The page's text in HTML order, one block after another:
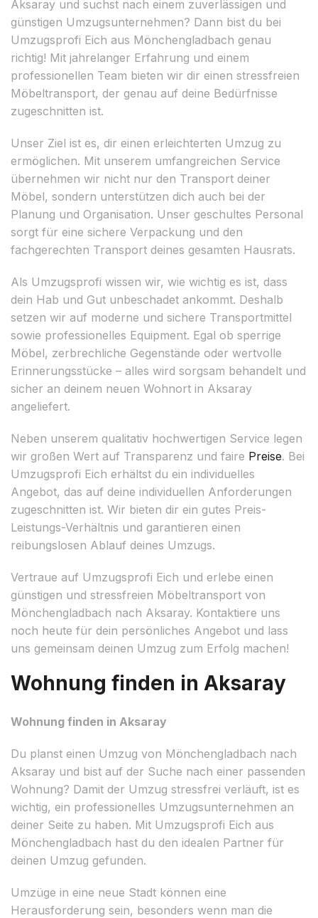
Aksaray und suchst nach einem zuverlässigen und
günstigen Umzugsunternehmen? Dann bist du bei
Umzugsprofi Eich aus Mönchengladbach genau
richtig! Mit jahrelanger Erfahrung und einem
professionellen Team bieten wir dir einen stressfreien
Möbeltransport, der genau auf deine Bedürfnisse
zugeschnitten ist.
Unser Ziel ist es, dir einen erleichterten Umzug zu
ermöglichen. Mit unserem umfangreichen Service
übernehmen wir nicht nur den Transport deiner
Möbel, sondern unterstützen dich auch bei der
Planung und Organisation. Unser geschultes Personal
sorgt für eine sichere Verpackung und den
fachgerechten Transport deines gesamten Hausrats.
Als Umzugsprofi wissen wir, wie wichtig es ist, dass
dein Hab und Gut unbeschadet ankommt. Deshalb
setzen wir auf moderne und sichere Transportmittel
sowie professionelles Equipment. Egal ob sperrige
Möbel, zerbrechliche Gegenstände oder wertvolle
Erinnerungsstücke – alles wird sorgsam behandelt und
sicher an deinem neuen Wohnort in Aksaray
angeliefert.
Neben unserem qualitativ hochwertigen Service legen
wir großen Wert auf Transparenz und faire Preise. Bei
Umzugsprofi Eich erhältst du ein individuelles
Angebot, das auf deine individuellen Anforderungen
zugeschnitten ist. Wir bieten dir ein gutes Preis-
Leistungs-Verhältnis und garantieren einen
reibungslosen Ablauf deines Umzugs.
Vertraue auf Umzugsprofi Eich und erlebe einen
günstigen und stressfreien Möbeltransport von
Mönchengladbach nach Aksaray. Kontaktiere uns
noch heute für dein persönliches Angebot und lass
uns gemeinsam deinen Umzug zum Erfolg machen!
Wohnung finden in Aksaray
Wohnung finden in Aksaray
Du planst einen Umzug von Mönchengladbach nach
Aksaray und bist auf der Suche nach einer passenden
Wohnung? Damit der Umzug stressfrei verläuft, ist es
wichtig, ein professionelles Umzugsunternehmen an
deiner Seite zu haben. Mit Umzugsprofi Eich aus
Mönchengladbach hast du den idealen Partner für
deinen Umzug gefunden.
Umzüge in eine neue Stadt können eine
Herausforderung sein, besonders wenn man die